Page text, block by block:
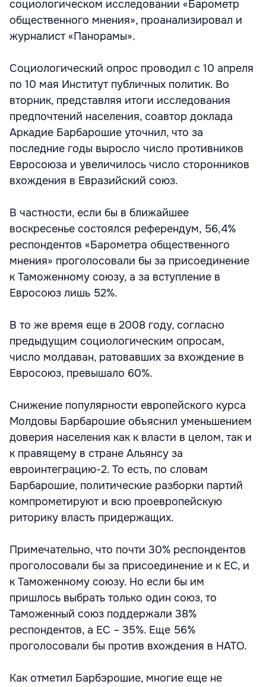
социологическом исследовании «Барометр
общественного мнения», проанализировал и
журналист «Панорамы».
Социологический опрос проводил с 10 апреля
по 10 мая Институт публичных политик. Во
вторник, представляя итоги исследования
предпочтений населения, соавтор доклада
Аркадие Барбарошие уточнил, что за
последние годы выросло число противников
Евросоюза и увеличилось число сторонников
вхождения в Евразийский союз.
В частности, если бы в ближайшее
воскресенье состоялся референдум, 56,4%
респондентов «Барометра общественного
мнения» проголосовали бы за присоединение
к Таможенному союзу, а за вступление в
Евросоюз лишь 52%.
В то же время еще в 2008 году, согласно
предыдущим социологическим опросам,
число молдаван, ратовавших за вхождение в
Евросоюз, превышало 60%.
Снижение популярности европейского курса
Молдовы Барбарошие объяснил уменьшением
доверия населения как к власти в целом, так и
к правящему в стране Альянсу за
евроинтеграцию-2. То есть, по словам
Барбарошие, политические разборки партий
компрометируют и всю проевропейскую
риторику власть придержащих.
Примечательно, что почти 30% респондентов
проголосовали бы за присоединение и к ЕС, и
к Таможенному союзу. Но если бы им
пришлось выбрать только один союз, то
Таможенный союз поддержали 38%
респондентов, а ЕС – 35%. Еще 56%
проголосовали бы против вхождения в НАТО.
Как отметил Барбэрошие, многие еще не